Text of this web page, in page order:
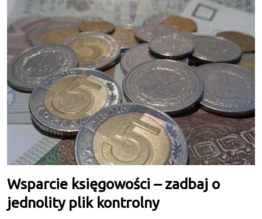
Wsparcie księgowości – zadbaj o
jednolity plik kontrolny